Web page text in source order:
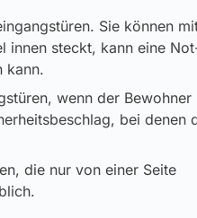
Sie können
innen steckt, kann eine
kann.
wenn der Bewohner
bei denen
die nur von einer Seite